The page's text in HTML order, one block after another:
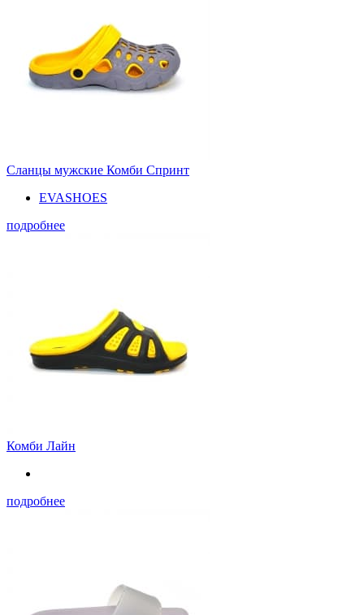
Сланцы мужские Комби Спринт
EVASHOES
подробнее
Комби Лайн
подробнее